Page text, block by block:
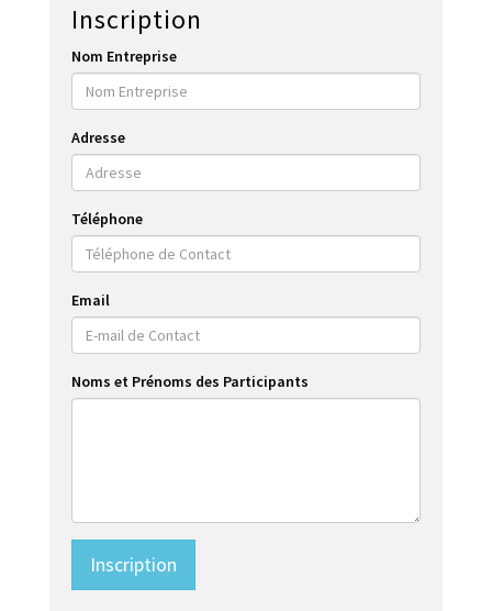
Inscription
Nom Entreprise
Adresse
Téléphone
Email
Noms et Prénoms des Participants
Inscription